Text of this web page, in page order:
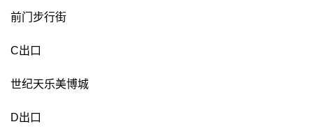
前门步行街
C出口
世纪天乐美博城
D出口